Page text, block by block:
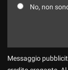
No, non
Messaggio